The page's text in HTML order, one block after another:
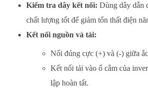
Kiểm tra dây kết nối: Dùng dây dẫn
chất lượng tốt để giảm tổn thất điện
Kết nối nguồn và tải:
Nối đúng cực (+) và (-) giữa
Kết nối tải vào ổ cắm của
lập hoàn tất.